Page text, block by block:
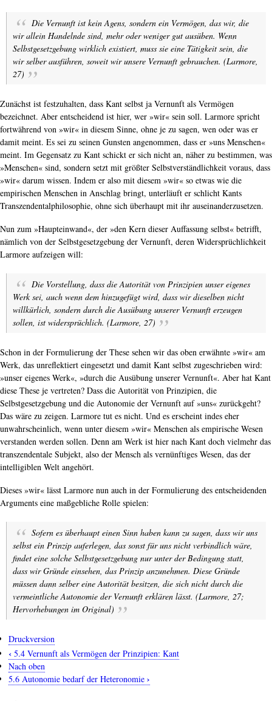
Die Vernunft ist kein Agens, sondern ein Vermögen, das wir, die
wir allein Handelnde sind, mehr oder weniger gut ausüben. Wenn
Selbstgesetzgebung wirklich existiert, muss sie eine Tätigkeit sein, die
wir selber ausführen, soweit wir unsere Vernunft gebrauchen. (Larmore,
27)
Zunächst ist festzuhalten, dass Kant selbst ja Vernunft als Vermögen
bezeichnet. Aber entscheidend ist hier, wer »wir« sein soll. Larmore spricht
fortwährend von »wir« in diesem Sinne, ohne je zu sagen, wen oder was er
damit meint. Es sei zu seinen Gunsten angenommen, dass er »uns Menschen«
meint. Im Gegensatz zu Kant schickt er sich nicht an, näher zu bestimmen, was
»Menschen« sind, sondern setzt mit größter Selbstverständlichkeit voraus, dass
»wir« darum wissen. Indem er also mit diesem »wir« so etwas wie die
empirischen Menschen in Anschlag bringt, unterläuft er schlicht Kants
Transzendentalphilosophie, ohne sich überhaupt mit ihr auseinanderzusetzen.
Nun zum »Haupteinwand«, der »den Kern dieser Auffassung selbst« betrifft,
nämlich von der Selbstgesetzgebung der Vernunft, deren Widersprüchlichkeit
Larmore aufzeigen will:
Die Vorstellung, dass die Autorität von Prinzipien unser eigenes
Werk sei, auch wenn dem hinzugefügt wird, dass wir dieselben nicht
willkürlich, sondern durch die Ausübung unserer Vernunft erzeugen
sollen, ist widersprüchlich. (Larmore, 27)
Schon in der Formulierung der These sehen wir das oben erwähnte »wir« am
Werk, das unreflektiert eingesetzt und damit Kant selbst zugeschrieben wird:
»unser eigenes Werk«, »durch die Ausübung unserer Vernunft«. Aber hat Kant
diese These je vertreten? Dass die Autorität von Prinzipien, die
Selbstgesetzgebung und die Autonomie der Vernunft auf »uns« zurückgeht?
Das wäre zu zeigen. Larmore tut es nicht. Und es erscheint indes eher
unwahrscheinlich, wenn unter diesem »wir« Menschen als empirische Wesen
verstanden werden sollen. Denn am Werk ist hier nach Kant doch vielmehr das
transzendentale Subjekt, also der Mensch als vernünftiges Wesen, das der
intelligiblen Welt angehört.
Dieses »wir« lässt Larmore nun auch in der Formulierung des entscheidenden
Arguments eine maßgebliche Rolle spielen:
Sofern es überhaupt einen Sinn haben kann zu sagen, dass wir uns
selbst ein Prinzip auferlegen, das sonst für uns nicht verbindlich wäre,
findet eine solche Selbstgesetzgebung nur unter der Bedingung statt,
dass wirGründe einsehen, das Prinzip anzunehmen. Diese Gründe
müssen dann selber eine Autorität besitzen, die sich nicht durch die
vermeintliche Autonomie der Vernunft erklären lässt. (Larmore, 27;
Hervorhebungen im Original)
Druckversion
Links
für
‹ 5.4 Vernunft als Vermögen der Prinzipien: Kant
Nach oben
5.6 Autonomie bedarf der Heteronomie ›